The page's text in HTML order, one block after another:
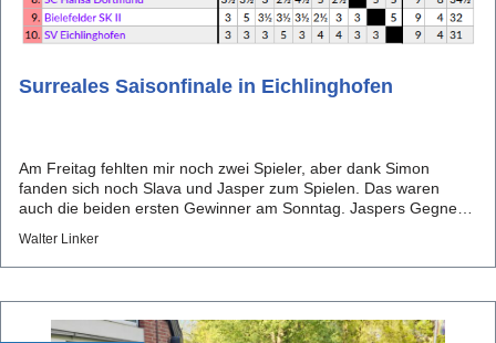
Surreales Saisonfinale in Eichlinghofen
Am Freitag fehlten mir noch zwei Spieler, aber dank Simon
fanden sich noch Slava und Jasper zum Spielen. Das waren
auch die beiden ersten Gewinner am Sonntag. Jaspers Gegner
Sieg von Jasper war wichtig, da es am Schluss auf die
Brettpunkt...
Walter Linker